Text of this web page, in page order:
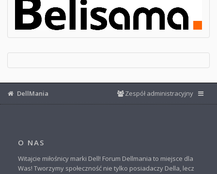
DellMania Zespół administracyjny
O NAS
Witajcie miłośnicy marki Dell! Forum Dellmania to miejsce dla
Was! Tworzymy społeczność nie tylko posiadaczy Della, lecz